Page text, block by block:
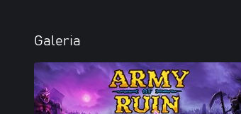
Galeria